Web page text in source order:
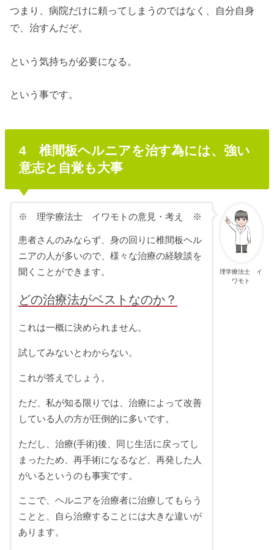
つまり、病院だけに頼ってしまうのではなく、自分自身
で、治すんだぞ。
という気持ちが必要になる。
という事です。
4 椎間板ヘルニアを治す為には、強い
意志と自覚も大事
理学療法士 イ
ワモト
※ 理学療法士 イワモトの意見・考え ※
患者さんのみならず、身の回りに椎間板ヘル
ニアの人が多いので、様々な治療の経験談を
聞くことができます。
どの治療法がベストなのか？
これは一概に決められません。
試してみないとわからない。
これが答えでしょう。
ただ、私が知る限りでは、治療によって改善
している人の方が圧倒的に多いです。
ただし、治療(手術)後、同じ生活に戻ってし
まったため、再手術になるなど、再発した人
がいるというのも事実です。
ここで、ヘルニアを治療者に治療してもらう
ことと、自ら治療することには大きな違いが
あります。